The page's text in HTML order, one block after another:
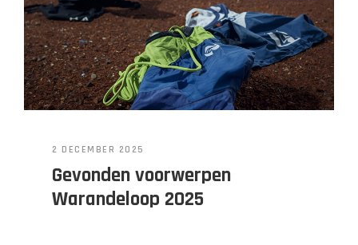
2 DECEMBER 2025
Gevonden voorwerpen
Warandeloop 2025